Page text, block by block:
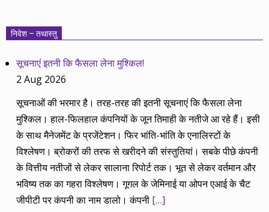
निवेश – तथास्तु
सूचनाएं इतनी कि फैसला लेना मुश्किल!
2 Aug 2026
सूचनाओं की भरमार है। तरह-तरह की इतनी सूचनाएं कि फैसला लेना
मुश्किल। हाल-फिलहाल कंपनियों के जून तिमाही के नतीजे आ रहे हैं। इसी
के साथ मैनेजमेंट के प्रजेंटेशन। फिर भांति-भांति के एनालिस्टों के
विश्लेषण। ब्रोकरों की तरफ से खरीदने की संस्तुतियां। सबके पीछे कंपनी
के वित्तीय नतीजों से लेकर सालाना रिपोर्ट तक। भूत से लेकर वर्तमान और
भविष्य तक का गहरा विश्लेषण। गूगल के जेमिनाई या ओपन एआई के चैट
जीपीटी पर कंपनी का नाम डालो। कंपनी […]